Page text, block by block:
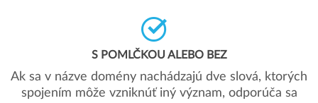
S POMLČKOU ALEBO BEZ
Ak sa v názve domény nachádzajú dve slová, ktorých
spojením môže vzniknúť iný význam, odporúča sa